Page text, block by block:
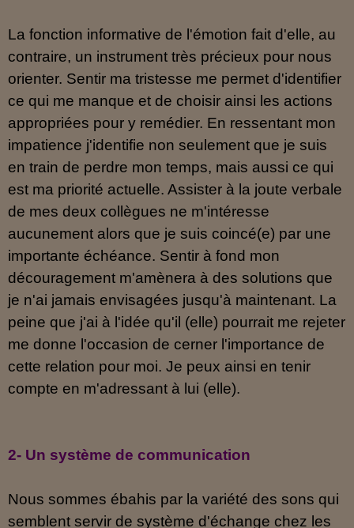
La fonction informative de l'émotion fait d'elle, au
contraire, un instrument très précieux pour nous
orienter. Sentir ma tristesse me permet d'identifier
ce qui me manque et de choisir ainsi les actions
appropriées pour y remédier. En ressentant mon
impatience j'identifie non seulement que je suis
en train de perdre mon temps, mais aussi ce qui
est ma priorité actuelle. Assister à la joute verbale
de mes deux collègues ne m'intéresse
aucunement alors que je suis coincé(e) par une
importante échéance. Sentir à fond mon
découragement m'amènera à des solutions que
je n'ai jamais envisagées jusqu'à maintenant. La
peine que j'ai à l'idée qu'il (elle) pourrait me rejeter
me donne l'occasion de cerner l'importance de
cette relation pour moi. Je peux ainsi en tenir
compte en m'adressant à lui (elle).
2- Un système de communication
Nous sommes ébahis par la variété des sons qui
semblent servir de système d'échange chez les